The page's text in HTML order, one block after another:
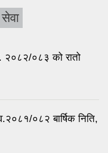
२०८२/०८३ को रातो
०८२ बार्षिक निति,